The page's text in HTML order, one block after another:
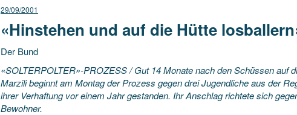
29/09/2001
«Hinstehen und auf die Hütte
Der Bund
«SOLTERPOLTER»-PROZESS / Gut 14 Monate nach den Schüssen auf
Marzili beginnt am Montag derProzess gegen drei Jugendliche aus der
ihrer Verhaftung vor einem Jahr gestanden. Ihr Anschlag richtete sich
Bewohner.